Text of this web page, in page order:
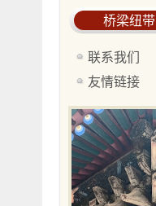
桥梁纽带
联系我们
友情链接